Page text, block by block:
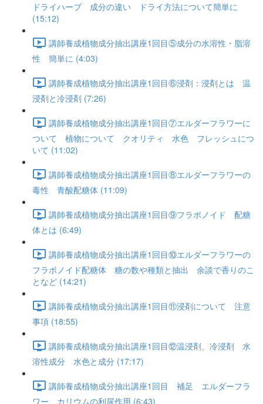
ドライハーブ 成分の違い ドライ方法について簡単に
(15:12)
講師養成植物成分抽出講座1回目⑤成分の水溶性・脂溶
性 簡単に (4:03)
講師養成植物成分抽出講座1回目⑥浸剤：浸剤とは 温
浸剤と冷浸剤 (7:26)
講師養成植物成分抽出講座1回目⑦エルダーフラワーに
ついて 植物について クオリティ 水色 フレッシュにつ
いて (11:02)
講師養成植物成分抽出講座1回目⑧エルダーフラワーの
毒性 青酸配糖体 (11:09)
講師養成植物成分抽出講座1回目⑨フラボノイド 配糖
体とは (6:49)
講師養成植物成分抽出講座1回目⑩エルダーフラワーの
フラボノイド配糖体 糖の数や種類と抽出 余談で香りのこ
となど (14:21)
講師養成植物成分抽出講座1回目⑪浸剤について 注意
事項 (18:55)
講師養成植物成分抽出講座1回目⑫温浸剤、冷浸剤 水
溶性成分 水色と成分 (17:17)
講師養成植物成分抽出講座1回目 補足 エルダーフラ
ワー カリウムの利尿作用 (6:43)